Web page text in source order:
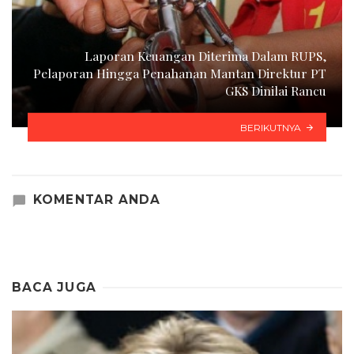
Laporan Keuangan Diterima Dalam RUPS,
Pelaporan Hingga Penahanan Mantan Direktur PT
GKS Dinilai Rancu
BERIKUTNYA
KOMENTAR ANDA
BACA JUGA